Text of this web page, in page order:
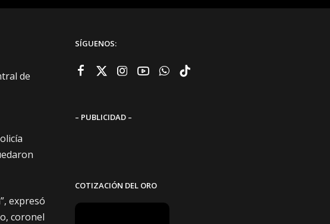
de
expresó
coronel
SÍGUENOS:
– PUBLICIDAD –
COTIZACIÓN DEL ORO